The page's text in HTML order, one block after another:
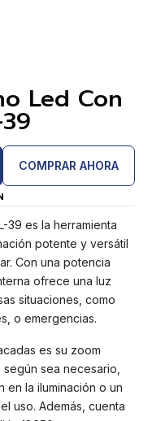
Led Con
COMPRAR AHORA
39 es la herramienta
potente y versátil
Con una potencia
ofrece una luz
situaciones, como
o emergencias.
es su zoom
sea necesario,
la iluminación o un
uso. Además, cuenta